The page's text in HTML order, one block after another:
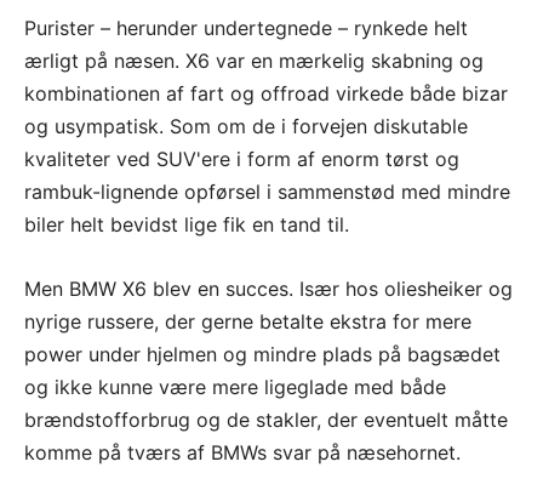
Purister – herunder undertegnede – rynkede helt
ærligt på næsen. X6 var en mærkelig skabning og
kombinationen af fart og offroad virkede både bizar
og usympatisk. Som om de i forvejen diskutable
kvaliteter ved SUV'ere i form af enorm tørst og
rambuk-lignende opførsel i sammenstød med mindre
biler helt bevidst lige fik en tand til.
Men BMW X6 blev en succes. Især hos oliesheiker og
nyrige russere, der gerne betalte ekstra for mere
power under hjelmen og mindre plads på bagsædet
og ikke kunne være mere ligeglade med både
brændstofforbrug og de stakler, der eventuelt måtte
komme på tværs af BMWs svar på næsehornet.